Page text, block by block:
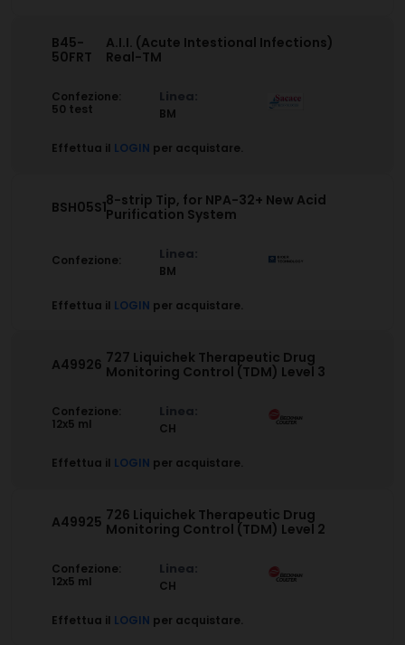
B45-
50FRT
A.I.I. (Acute Intestional Infections)
Real-TM
Confezione:
50 test
Linea:
BM
Effettua il LOGIN per acquistare.
BSH05S18-strip Tip, for NPA-32+ New Acid
Purification System
Confezione: Linea:
BM
Effettua il LOGIN per acquistare.
A49926 727 Liquichek Therapeutic Drug
Monitoring Control (TDM) Level 3
Confezione:
12x5 ml
Linea:
CH
Effettua il LOGIN per acquistare.
A49925 726 Liquichek Therapeutic Drug
Monitoring Control (TDM) Level 2
Confezione:
12x5 ml
Linea:
CH
Effettua il LOGIN per acquistare.